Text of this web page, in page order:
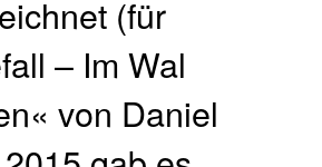
(für
– Im Wal
von Daniel